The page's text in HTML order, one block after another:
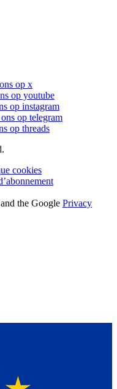
op x
op youtube
op instagram
op telegram
op threads
cookies
the Google Privacy